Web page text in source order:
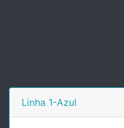
Linha 1-Azul